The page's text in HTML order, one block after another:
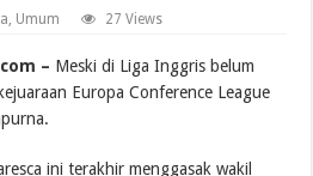
Umum 27 Views
– Meski di Liga Inggris belum
Europa Conference League
ini terakhir menggasak wakil